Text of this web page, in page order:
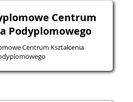
Centrum
Podyplomowego
Centrum Kształcenia